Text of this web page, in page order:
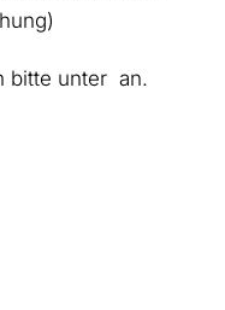
bitte unter an.